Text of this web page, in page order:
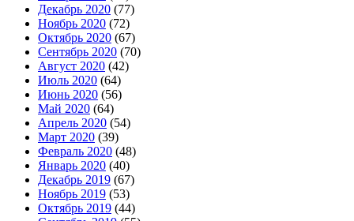
Декабрь 2020 (77)
Ноябрь 2020 (72)
Октябрь 2020 (67)
Сентябрь 2020 (70)
Август 2020 (42)
Июль 2020 (64)
Июнь 2020 (56)
Май 2020 (64)
Апрель 2020 (54)
Март 2020 (39)
Февраль 2020 (48)
Январь 2020 (40)
Декабрь 2019 (67)
Ноябрь 2019 (53)
Октябрь 2019 (44)